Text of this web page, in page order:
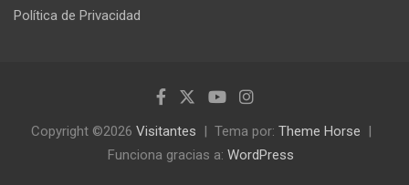
Política de Privacidad
Copyright ©2026 Visitantes Tema por: Theme Horse
Funciona gracias a: WordPress